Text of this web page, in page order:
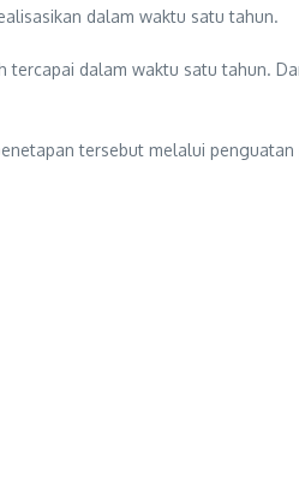
dalam waktu satu tahun.
dalam waktu satu tahun.
tersebut melalui